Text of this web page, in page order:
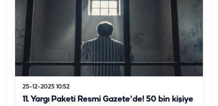
25-12-2025 10:52
11. Yargı Paketi Resmi Gazete'de! 50 bin kişiye